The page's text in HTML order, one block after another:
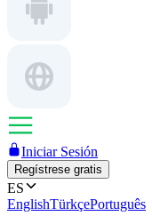
Iniciar Sesión
Regístrese gratis
ES
EnglishTürkçePortuguês